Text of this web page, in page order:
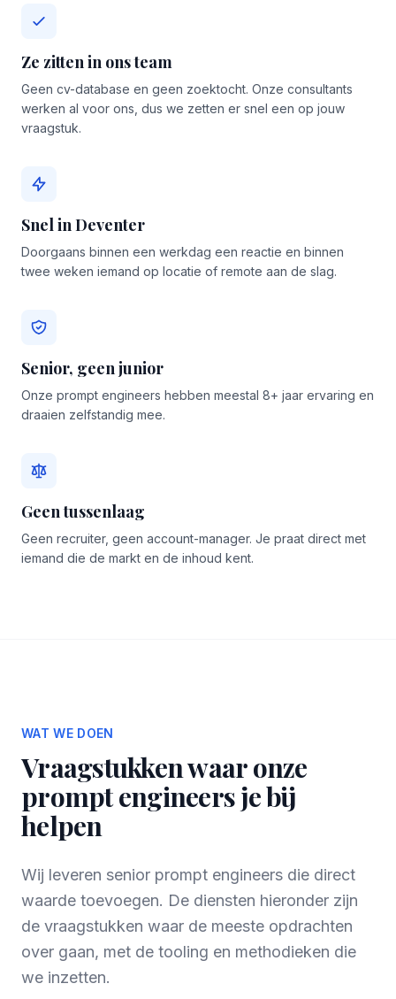
Ze zitten in ons team
Geen cv-database en geen zoektocht. Onze consultants
werken al voor ons, dus we zetten er snel een op jouw
vraagstuk.
Snel in Deventer
Doorgaans binnen een werkdag een reactie en binnen
twee weken iemand op locatie of remote aan de slag.
Senior, geen junior
Onze prompt engineers hebben meestal 8+ jaar ervaring en
draaien zelfstandig mee.
Geen tussenlaag
Geen recruiter, geen account-manager. Je praat direct met
iemand die de markt en de inhoud kent.
WAT WE DOEN
Vraagstukken waar onze
prompt engineers je bij
helpen
Wij leveren senior prompt engineers die direct
waarde toevoegen. De diensten hieronder zijn
de vraagstukken waar de meeste opdrachten
over gaan, met de tooling en methodieken die
we inzetten.